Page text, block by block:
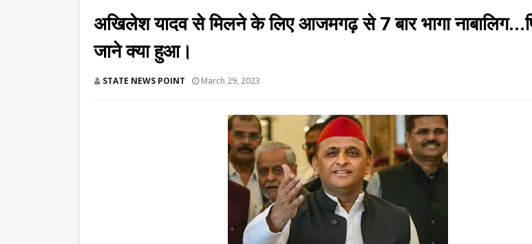
अखिलेश यादव से मिलने के लिए आजमगढ़ से 7 बार भागा
जाने क्या हुआ।
STATE NEWS POINT March 29, 2023